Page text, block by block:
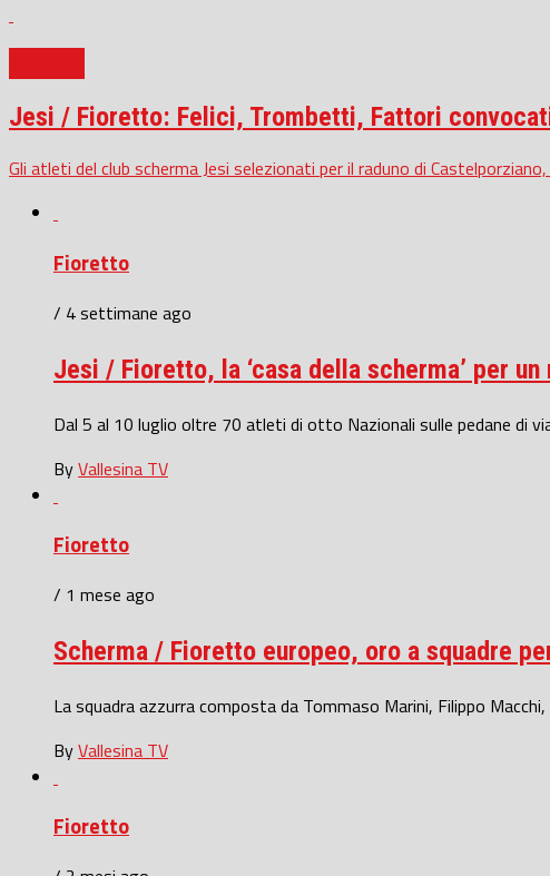
Jesi / Fioretto: Felici, Trombetti, Fattori
Gli atleti del club scherma Jesi selezionati per il raduno di
Fioretto
/ 4 settimane ago
Jesi / Fioretto, la ‘casa della scherma’ per
Dal 5 al 10 luglio oltre 70 atleti di otto Nazionali sulle pedane di
ByVallesina TV
Fioretto
/ 1 mese ago
Scherma / Fioretto europeo, oro a squadre
La squadra azzurra composta da Tommaso Marini, Filippo
ByVallesina TV
Fioretto